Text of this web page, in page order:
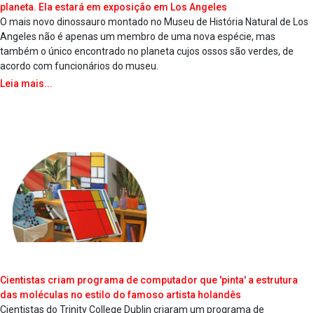
planeta. Ela estará em exposição em Los Angeles
O mais novo dinossauro montado no Museu de História Natural de Los
Angeles não é apenas um membro de uma nova espécie, mas
também o único encontrado no planeta cujos ossos são verdes, de
acordo com funcionários do museu.
Leia mais...
Cientistas criam programa de computador que 'pinta' a estrutura
das moléculas no estilo do famoso artista holandês
Cientistas do Trinity College Dublin criaram um programa de